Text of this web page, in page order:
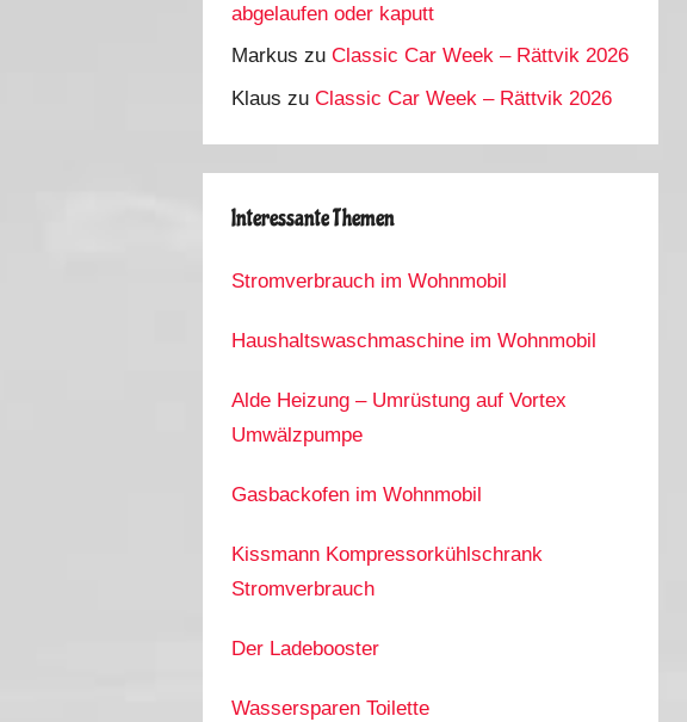
abgelaufen oder kaputt
Markus zuClassic Car Week – Rättvik 2026
Klaus zuClassic Car Week – Rättvik 2026
Interessante Themen
Stromverbrauch im Wohnmobil
Haushaltswaschmaschine im Wohnmobil
Alde Heizung – Umrüstung auf Vortex
Umwälzpumpe
Gasbackofen im Wohnmobil
Kissmann Kompressorkühlschrank
Stromverbrauch
Der Ladebooster
Wassersparen Toilette